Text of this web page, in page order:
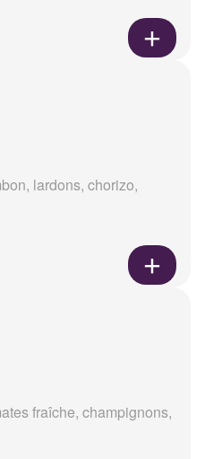
lardons, chorizo,
fraîche, champignons,